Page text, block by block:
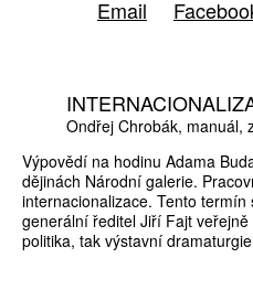
Email
Ondřej Chrobák manuál
Výpovědí na hodinu Adama
dějinách Národní galerie.
internacionalizace. Tento
generální ředitel Jiří Fajt
politika, tak výstavní